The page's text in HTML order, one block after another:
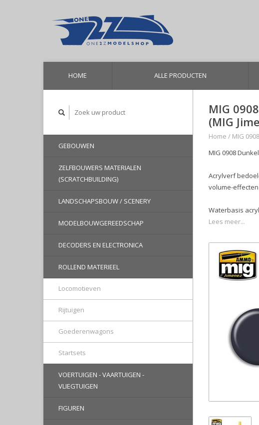
HOME ALLE PRODUCTEN
GEBOUWEN
ZELFBOUWERS MATERIALEN
(SCRATCHBUILDING)
LANDSCHAPSBOUW / SCENERY
MODELBOUWGEREEDSCHAP
DECODERS EN ELECTRONICA
ROLLEND MATERIEEL
Locomotieven
Rijtuigen
Goederenwagons
Startsets
VOERTUIGEN - VAARTUIGEN -
VLIEGTUIGEN
FIGUREN
MIG
(MIG
Home / MIG
MIG 0908
Acrylverf
volume-
Waterbasis
Lees meer...